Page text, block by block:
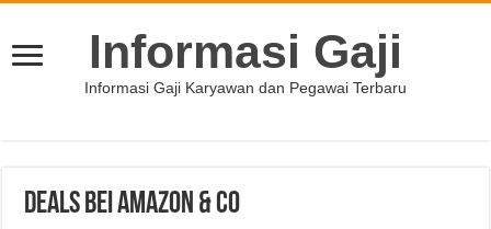
Informasi Gaji
Informasi Gaji Karyawan dan Pegawai Terbaru
Deals bei Amazon & Co